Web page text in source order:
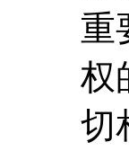
重
权
切